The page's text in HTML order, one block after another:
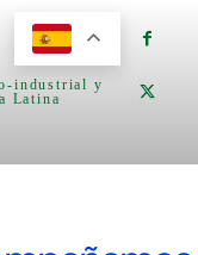
industrial y
Latina